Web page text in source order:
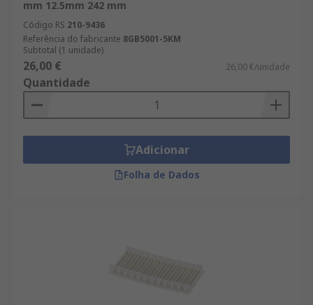
mm 12.5mm 242 mm
Código RS 210-9436
Referência do fabricante 8GB5001-5KM
Subtotal (1 unidade)
26,00 € 26,00 €/unidade
Quantidade
Adicionar
Folha de Dados